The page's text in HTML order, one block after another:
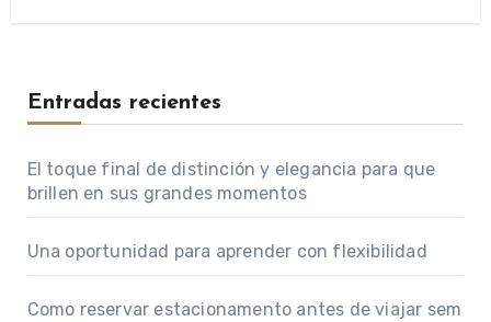
Entradas recientes
El toque final de distinción y elegancia para que
brillen en sus grandes momentos
Una oportunidad para aprender con flexibilidad
Como reservar estacionamento antes de viajar sem